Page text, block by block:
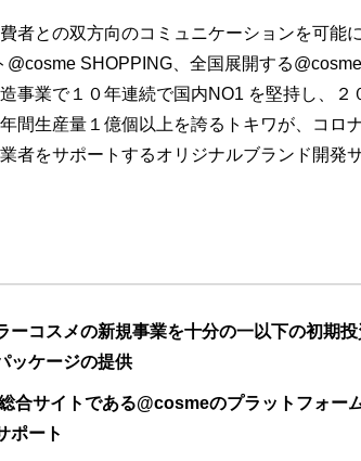
者との双方向のコミュニケーションを可能
SHOPPING、全国展開する
事業で１０年連続で国内NO1 を堅持し、２
間生産量１億個以上を誇るトキワが、コロ
者をサポートするオリジナルブランド開発
ーコスメの新規事業を十分の一以下の初期
ッケージの提供
合サイトである@cosmeのプラットフォー
ポート